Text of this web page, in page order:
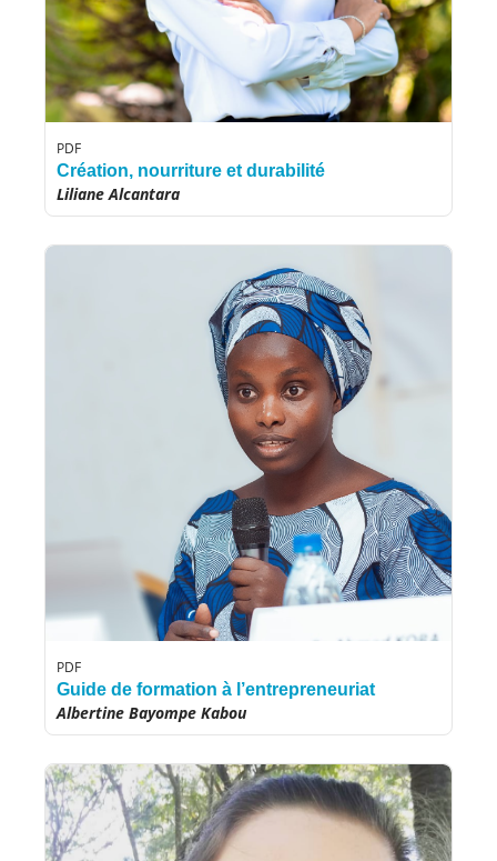
PDF
Création, nourriture et durabilité
Liliane Alcantara
PDF
Guide de formation à l’entrepreneuriat
Albertine Bayompe Kabou